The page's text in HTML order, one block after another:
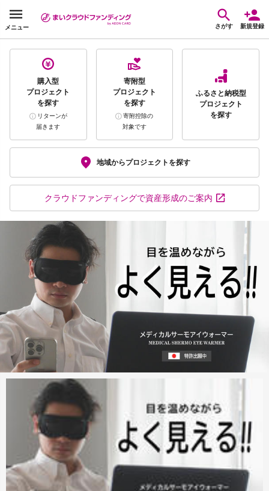
メニュー さがす 新規登録
購入型
プロジェクト
を探す
リターンが
届きます
寄附型
プロジェクト
を探す
寄附控除の
対象です
ふるさと納税型
プロジェクト
を探す
地域からプロジェクトを探す
クラウドファンディングで資産形成のご案内